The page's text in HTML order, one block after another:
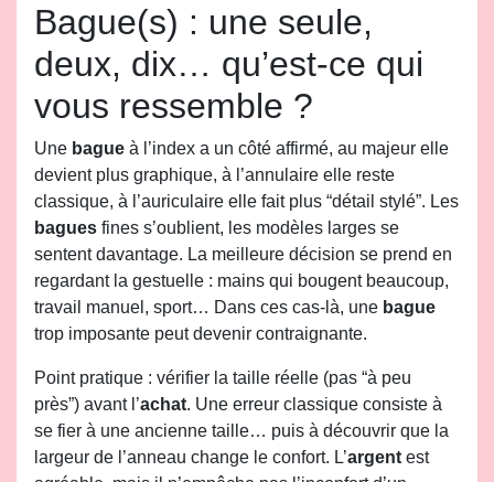
Bague(s) : une seule,
deux, dix… qu’est-ce qui
vous ressemble ?
Une bague à l’index a un côté affirmé, au majeur elle
devient plus graphique, à l’annulaire elle reste
classique, à l’auriculaire elle fait plus “détail stylé”. Les
bagues fines s’oublient, les modèles larges se
sentent davantage. La meilleure décision se prend en
regardant la gestuelle : mains qui bougent beaucoup,
travail manuel, sport… Dans ces cas-là, une bague
trop imposante peut devenir contraignante.
Point pratique : vérifier la taille réelle (pas “à peu
près”) avant l’achat. Une erreur classique consiste à
se fier à une ancienne taille… puis à découvrir que la
largeur de l’anneau change le confort. L’argent est